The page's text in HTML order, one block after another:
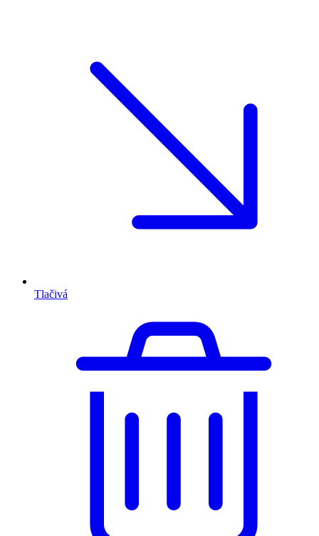
Tlačivá